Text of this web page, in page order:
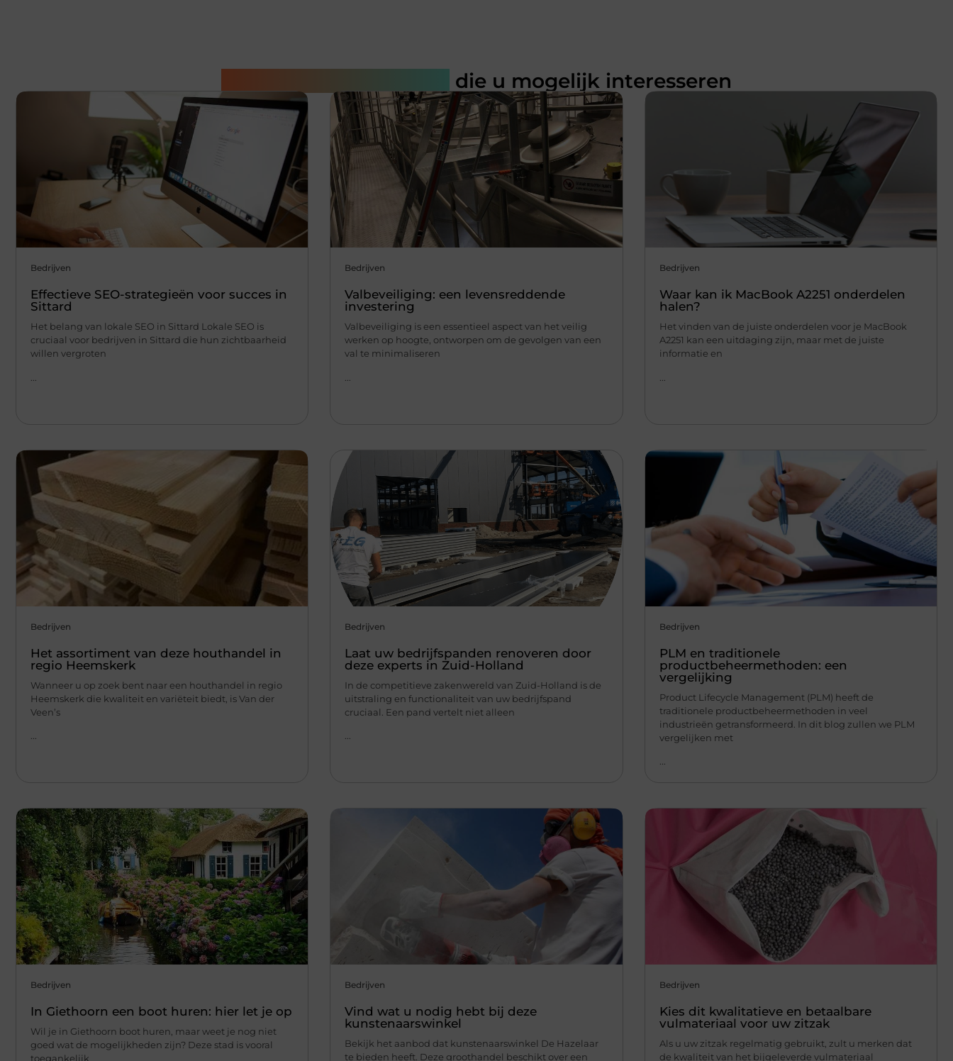
die u mogelijk interesseren
Bedrijven
Effectieve SEO-strategieën voor succes in
Sittard
Het belang van lokale SEO in Sittard Lokale SEO is
cruciaal voor bedrijven in Sittard die hun zichtbaarheid
willen vergroten
Bedrijven
Valbeveiliging: een levensreddende
investering
Valbeveiliging is een essentieel aspect van het veilig
werken op hoogte, ontworpen om de gevolgen van een
val te minimaliseren
Bedrijven
Waar kan ik MacBook A2251 onderdelen
halen?
Het vinden van de juiste onderdelen voor je MacBook
A2251 kan een uitdaging zijn, maar met de juiste
informatie en
Bedrijven
Het assortiment van deze houthandel in
regio Heemskerk
Wanneer u op zoek bent naar een houthandel in regio
Heemskerk die kwaliteit en variëteit biedt, is Van der
Veen’s
Bedrijven
Laat uw bedrijfspanden renoveren door
deze experts in Zuid-Holland
In de competitieve zakenwereld van Zuid-Holland is de
uitstraling en functionaliteit van uw bedrijfspand
cruciaal. Een pand vertelt niet alleen
Bedrijven
PLM en traditionele
productbeheermethoden: een
vergelijking
Product Lifecycle Management (PLM) heeft de
traditionele productbeheermethoden in veel
industrieën getransformeerd. In dit blog zullen we PLM
vergelijken met
Bedrijven
In Giethoorn een boot huren: hier let je op
Wil je in Giethoorn boot huren, maar weet je nog niet
goed wat de mogelijkheden zijn? Deze stad is vooral
toegankelijk
Bedrijven
Vind wat u nodig hebt bij deze
kunstenaarswinkel
Bekijk het aanbod dat kunstenaarswinkel De Hazelaar
te bieden heeft. Deze groothandel beschikt over een
Bedrijven
Kies dit kwalitatieve en betaalbare
vulmateriaal voor uw zitzak
Als u uw zitzak regelmatig gebruikt, zult u merken dat
de kwaliteit van het bijgeleverde vulmateriaal